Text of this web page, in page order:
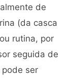
de
(da casca
rutina, por
seguida de
ser